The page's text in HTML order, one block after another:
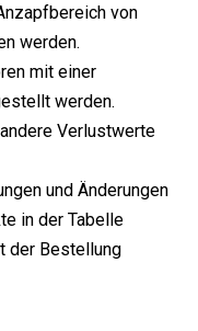
von
werden.
mit einer
werden.
Verlustwerte
und Änderungen
in der Tabelle
der Bestellung